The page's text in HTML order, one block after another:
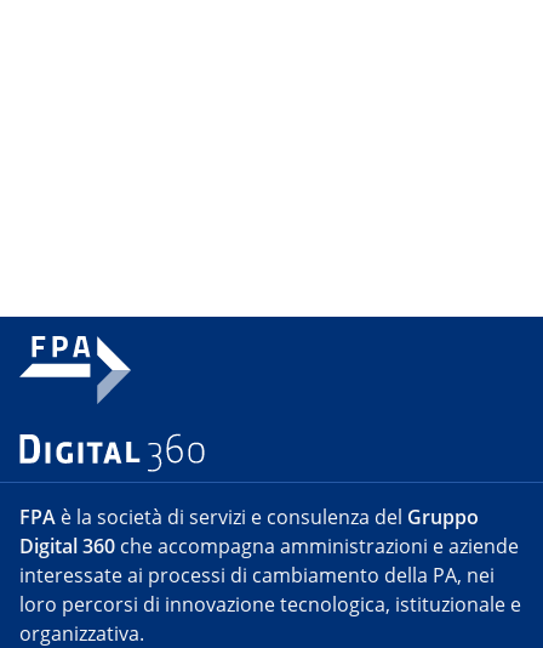
FPA è la società di servizi e consulenza del Gruppo
Digital 360 che accompagna amministrazioni e aziende
interessate ai processi di cambiamento della PA, nei
loro percorsi di innovazione tecnologica, istituzionale e
organizzativa.